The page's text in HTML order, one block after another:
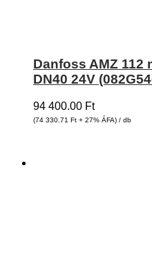
Danfoss AMZ 112
DN40 24V
94 400.00 Ft
(74 330.71 Ft + 27% ÁFA) / db